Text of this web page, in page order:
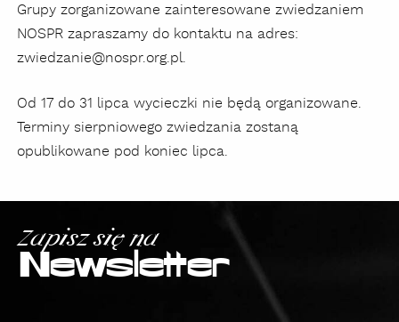
Grupy zorganizowane zainteresowane zwiedzaniem
NOSPR zapraszamy do kontaktu na adres:
zwiedzanie@nospr.org.pl.
Od 17 do 31 lipca wycieczki nie będą organizowane.
Terminy sierpniowego zwiedzania zostaną
opublikowane pod koniec lipca.
Zapisz się na
Newsletter